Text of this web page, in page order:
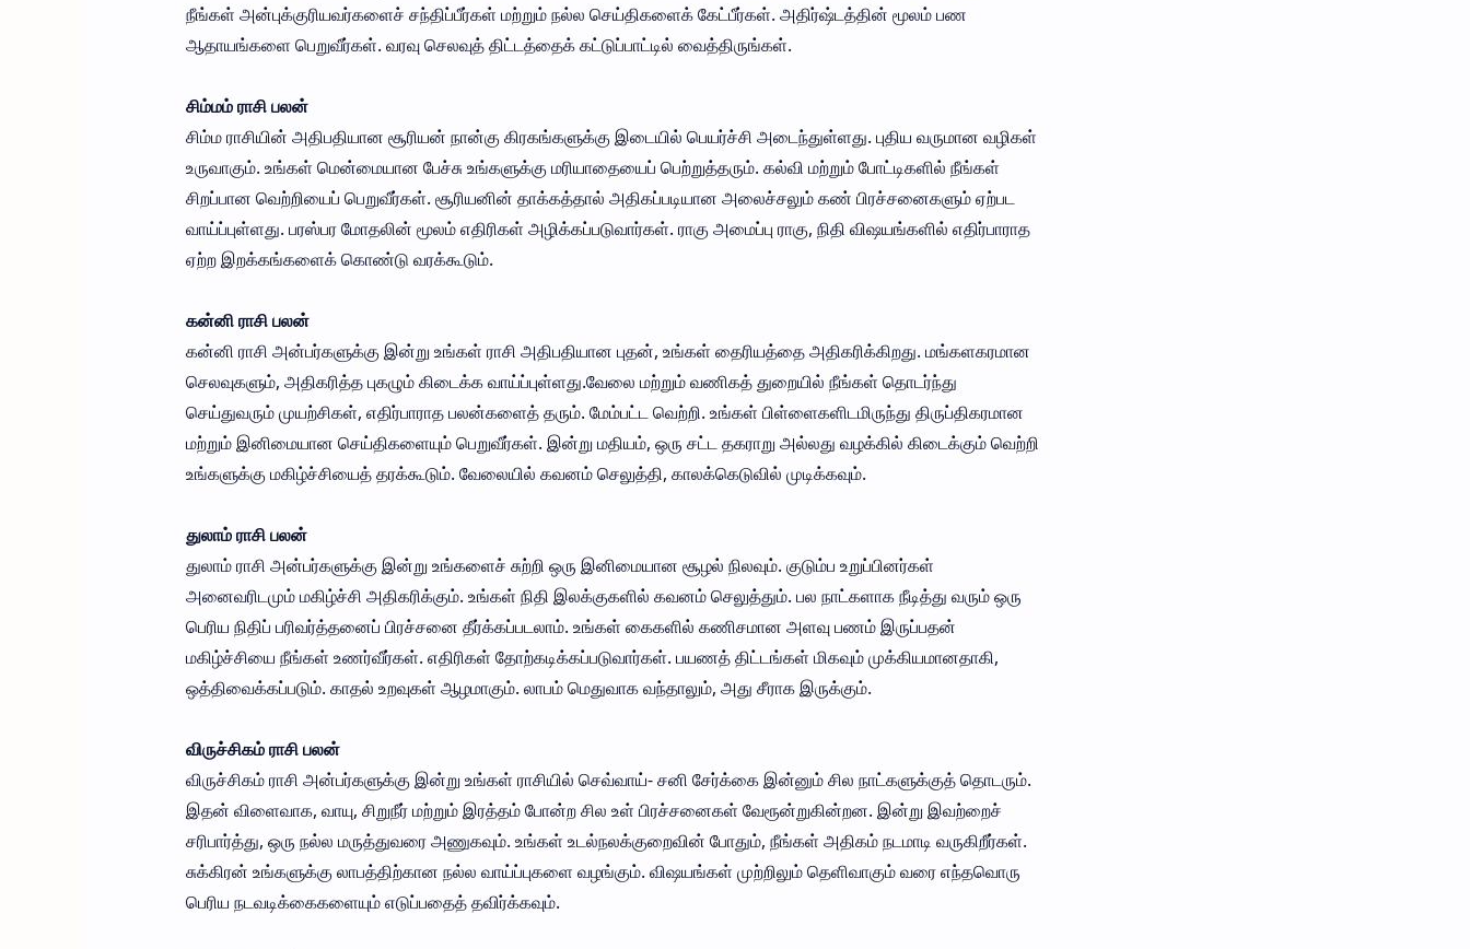
நீங்கள் அன்புக்குரியவர்களைச் சந்திப்பீர்கள் மற்றும் நல்ல செய்திகளைக் கேட்பீர்கள். அதிர்ஷ்டத்தின் மூலம் பண
ஆதாயங்களை பெறுவீர்கள். வரவு செலவுத் திட்டத்தைக் கட்டுப்பாட்டில் வைத்திருங்கள்.
சிம்மம் ராசி பலன்
சிம்ம ராசியின் அதிபதியான சூரியன் நான்கு கிரகங்களுக்கு இடையில் பெயர்ச்சி அடைந்துள்ளது. புதிய வருமான வழிகள்
உருவாகும். உங்கள் மென்மையான பேச்சு உங்களுக்கு மரியாதையைப் பெற்றுத்தரும். கல்வி மற்றும் போட்டிகளில் நீங்கள்
சிறப்பான வெற்றியைப் பெறுவீர்கள். சூரியனின் தாக்கத்தால் அதிகப்படியான அலைச்சலும் கண் பிரச்சனைகளும் ஏற்பட
வாய்ப்புள்ளது. பரஸ்பர மோதலின் மூலம் எதிரிகள் அழிக்கப்படுவார்கள். ராகு அமைப்பு ராகு, நிதி விஷயங்களில் எதிர்பாராத
ஏற்ற இறக்கங்களைக் கொண்டு வரக்கூடும்.
கன்னி ராசி பலன்
கன்னி ராசி அன்பர்களுக்கு இன்று உங்கள் ராசி அதிபதியான புதன், உங்கள் தைரியத்தை அதிகரிக்கிறது. மங்களகரமான
செலவுகளும், அதிகரித்த புகழும் கிடைக்க வாய்ப்புள்ளது.வேலை மற்றும் வணிகத் துறையில் நீங்கள் தொடர்ந்து
செய்துவரும் முயற்சிகள், எதிர்பாராத பலன்களைத் தரும். மேம்பட்ட வெற்றி. உங்கள் பிள்ளைகளிடமிருந்து திருப்திகரமான
மற்றும் இனிமையான செய்திகளையும் பெறுவீர்கள். இன்று மதியம், ஒரு சட்ட தகராறு அல்லது வழக்கில் கிடைக்கும் வெற்றி
உங்களுக்கு மகிழ்ச்சியைத் தரக்கூடும். வேலையில் கவனம் செலுத்தி, காலக்கெடுவில் முடிக்கவும்.
துலாம் ராசி பலன்
துலாம் ராசி அன்பர்களுக்கு இன்று உங்களைச் சுற்றி ஒரு இனிமையான சூழல் நிலவும். குடும்ப உறுப்பினர்கள்
அனைவரிடமும் மகிழ்ச்சி அதிகரிக்கும். உங்கள் நிதி இலக்குகளில் கவனம் செலுத்தும். பல நாட்களாக நீடித்து வரும் ஒரு
பெரிய நிதிப் பரிவர்த்தனைப் பிரச்சனை தீர்க்கப்படலாம். உங்கள் கைகளில் கணிசமான அளவு பணம் இருப்பதன்
மகிழ்ச்சியை நீங்கள் உணர்வீர்கள். எதிரிகள் தோற்கடிக்கப்படுவார்கள். பயணத் திட்டங்கள் மிகவும் முக்கியமானதாகி,
ஒத்திவைக்கப்படும். காதல் உறவுகள் ஆழமாகும். லாபம் மெதுவாக வந்தாலும், அது சீராக இருக்கும்.
விருச்சிகம் ராசி பலன்
விருச்சிகம் ராசி அன்பர்களுக்கு இன்று உங்கள் ராசியில் செவ்வாய்- சனி சேர்க்கை இன்னும் சில நாட்களுக்குத் தொடரும்.
இதன் விளைவாக, வாயு, சிறுநீர் மற்றும் இரத்தம் போன்ற சில உள் பிரச்சனைகள் வேரூன்றுகின்றன. இன்று இவற்றைச்
சரிபார்த்து, ஒரு நல்ல மருத்துவரை அணுகவும். உங்கள் உடல்நலக்குறைவின் போதும், நீங்கள் அதிகம் நடமாடி வருகிறீர்கள்.
சுக்கிரன் உங்களுக்கு லாபத்திற்கான நல்ல வாய்ப்புகளை வழங்கும். விஷயங்கள் முற்றிலும் தெளிவாகும் வரை எந்தவொரு
பெரிய நடவடிக்கைகளையும் எடுப்பதைத் தவிர்க்கவும்.